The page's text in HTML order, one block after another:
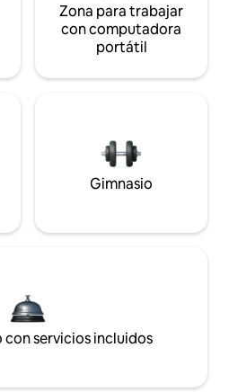
Zona para trabajar
con computadora
portátil
Gimnasio
servicios incluidos